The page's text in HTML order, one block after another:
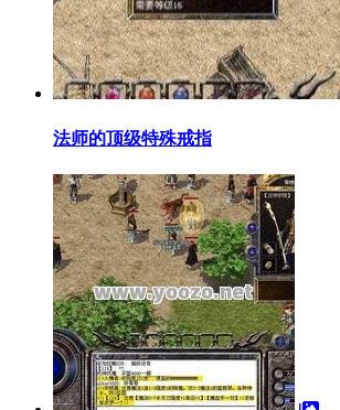
法师的顶级特殊戒指